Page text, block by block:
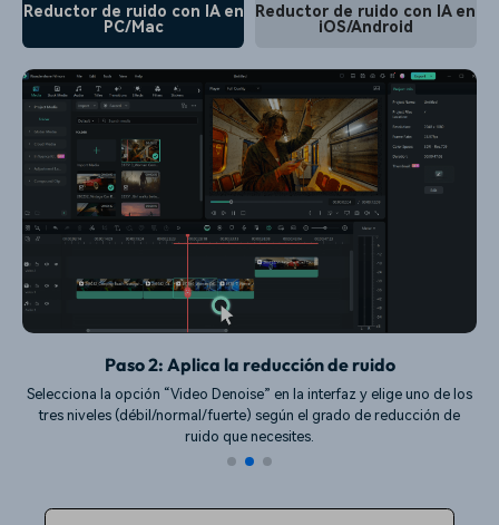
Reductor de ruido con IA en
PC/Mac
Reductor de ruido con IA en
iOS/Android
Paso 2: Aplica la reducción de ruido
Selecciona la opción “Video Denoise” en la interfaz y elige uno de los
tres niveles (débil/normal/fuerte) según el grado de reducción de
ruido que necesites.